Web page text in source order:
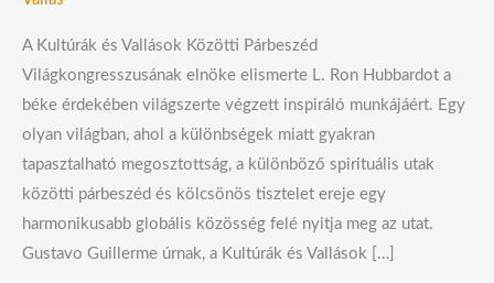
A Kultúrák és Vallások Közötti Párbeszéd
Világkongresszusának elnöke elismerte L. Ron Hubbardot a
béke érdekében világszerte végzett inspiráló munkájáért. Egy
olyan világban, ahol a különbségek miatt gyakran
tapasztalható megosztottság, a különböző spirituális utak
közötti párbeszéd és kölcsönös tisztelet ereje egy
harmonikusabb globális közösség felé nyitja meg az utat.
Gustavo Guillerme úrnak, a Kultúrák és Vallások […]